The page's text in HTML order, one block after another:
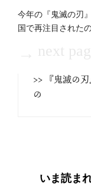
今年の『鬼滅の刃
国で再注目された
>> 『鬼滅の
の
いま読ま